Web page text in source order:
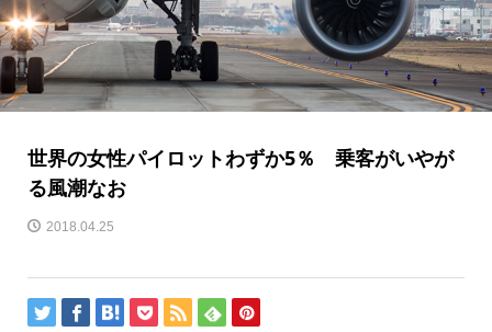
世界の女性パイロットわずか5％ 乗客がいやが
る風潮なお
2018.04.25